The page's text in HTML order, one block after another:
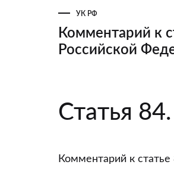
УК РФ
Комментарий к
Российской
Комментарий
к
84
“Амнистия”
Статья
Комментарий к статье